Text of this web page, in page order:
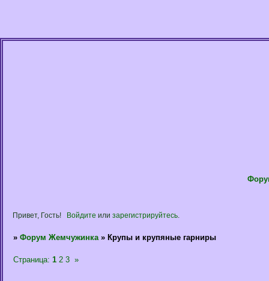
Привет, Гость! Войдите или зарегистрируйтесь.
» Форум Жемчужинка » Крупы и крупяные гарниры
Страница: 1 2 3 »